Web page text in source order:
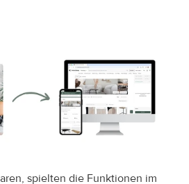
spielten die Funktionen im